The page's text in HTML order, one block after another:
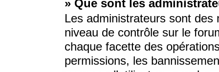
» Que sont les
Les administrateurs sont
niveau de contrôle sur le
chaque facette des
permissions, les